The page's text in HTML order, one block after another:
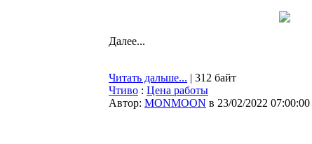
Далее...
Читать дальше... | 312 байт
Чтиво : Цена работы
Автор: MONMOON в 23/02/2022 07:00:00